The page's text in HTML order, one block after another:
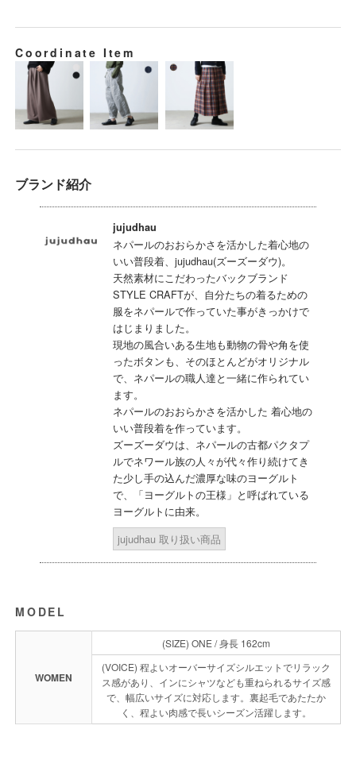
Coordinate Item
ブランド紹介
jujudhau
ネパールのおおらかさを活かした着心地の
いい普段着、jujudhau(ズーズーダウ)。
天然素材にこだわったバックブランド
STYLE CRAFTが、自分たちの着るための
服をネパールで作っていた事がきっかけで
はじまりました。
現地の風合いある生地も動物の骨や角を使
ったボタンも、そのほとんどがオリジナル
で、ネパールの職人達と一緒に作られてい
ます。
ネパールのおおらかさを活かした 着心地の
いい普段着を作っています。
ズーズーダウは、ネパールの古都パクタプ
ルでネワール族の人々が代々作り続けてき
た少し手の込んだ濃厚な味のヨーグルト
で、「ヨーグルトの王様」と呼ばれている
ヨーグルトに由来。
jujudhau 取り扱い商品
MODEL
WOMEN
(SIZE) ONE / 身長 162cm
(VOICE) 程よいオーバーサイズシルエットでリラック
ス感があり、インにシャツなども重ねられるサイズ感
で、幅広いサイズに対応します。裏起毛であたたか
く、程よい肉感で長いシーズン活躍します。